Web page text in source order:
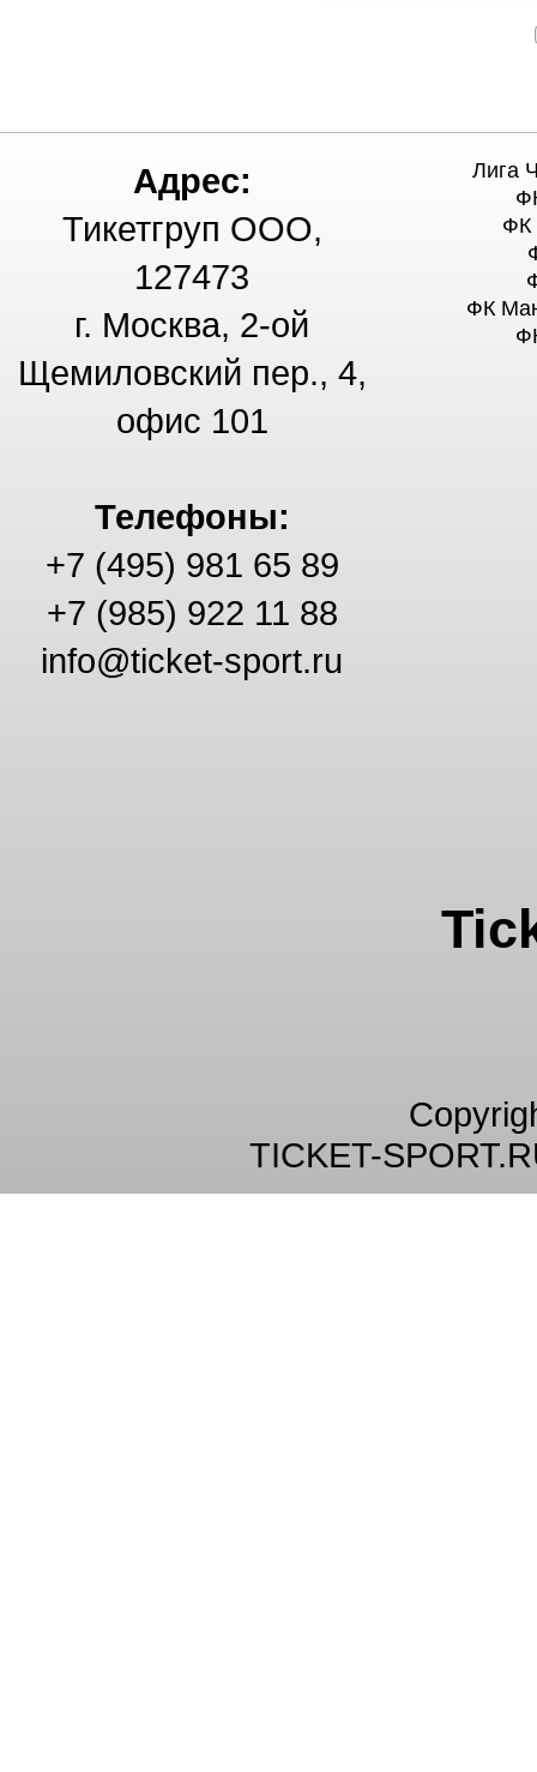
Адрес:
Тикетгруп ООО,
127473
г. Москва, 2-ой
Щемиловский пер., 4,
офис 101
Телефоны:
+7 (495) 981 65 89
+7 (985) 922 11 88
info@ticket-sport.ru
Лига
ФК
ФК
TICKET-